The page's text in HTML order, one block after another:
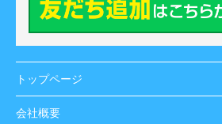
トップページ
会社概要